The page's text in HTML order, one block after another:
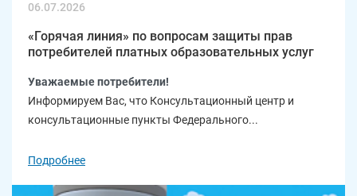
06.07.2026
«Горячая линия» по вопросам защиты прав
потребителей платных образовательных услуг
Уважаемые потребители!
Информируем Вас, что Консультационный центр и
консультационные пункты Федерального...
Подробнее